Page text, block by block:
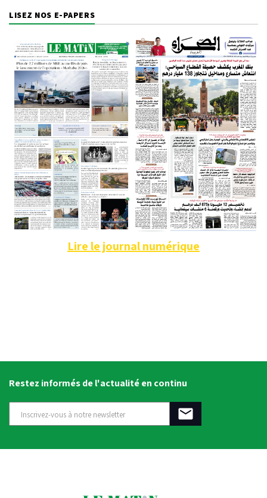
LISEZ NOS E-PAPERS
Lire le journal numérique
Restez informés de l'actualité en continu